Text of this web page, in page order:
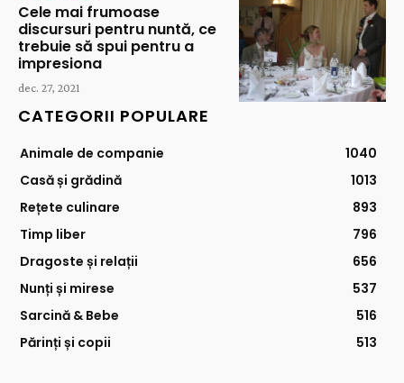
Cele mai frumoase
discursuri pentru nuntă, ce
trebuie să spui pentru a
impresiona
dec. 27, 2021
CATEGORII POPULARE
Animale de companie
1040
Casă și grădină
1013
Rețete culinare
893
Timp liber
796
Dragoste și relații
656
Nunți și mirese
537
Sarcină & Bebe
516
Părinți și copii
513